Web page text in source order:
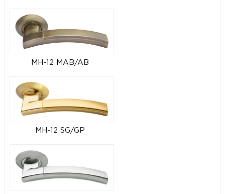
MH-12 MAB/AB
MH-12 SG/GP